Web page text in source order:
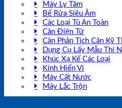
Máy Ly Tâm
Bể Rửa Siêu Âm
Các Loại Tủ An Toàn
Cân Điện Tử
Cân Phân Tích Cân Kỹ
Dụng Cụ Lấy Mẫu Thí
Khúc Xạ Kế Các Loại
Kính Hiển Vi
Máy Cất Nước
Máy Lắc Trộn